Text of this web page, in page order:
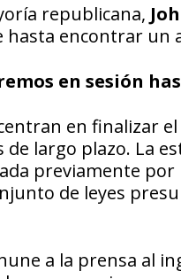
republicana,
hasta encontrar un
en sesión
en finalizar
largo plazo. La
previamente por
de leyes
a la prensa al